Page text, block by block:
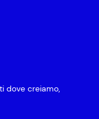
dove creiamo,